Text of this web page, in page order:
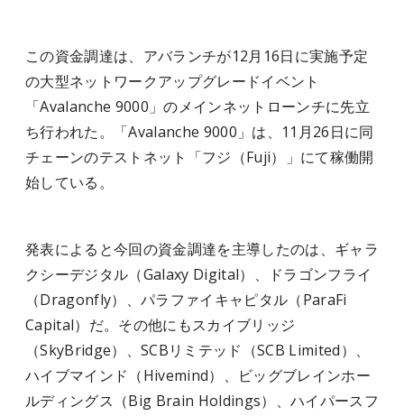
この資金調達は、アバランチが12月16日に実施予定
の大型ネットワークアップグレードイベント
「Avalanche 9000」のメインネットローンチに先立
ち行われた。「Avalanche 9000」は、11月26日に同
チェーンのテストネット「フジ（Fuji）」にて稼働開
始している。
発表によると今回の資金調達を主導したのは、ギャラ
クシーデジタル（Galaxy Digital）、ドラゴンフライ
（Dragonfly）、パラファイキャピタル（ParaFi
Capital）だ。その他にもスカイブリッジ
（SkyBridge）、SCBリミテッド（SCB Limited）、
ハイブマインド（Hivemind）、ビッグブレインホー
ルディングス（Big Brain Holdings）、ハイパースフ